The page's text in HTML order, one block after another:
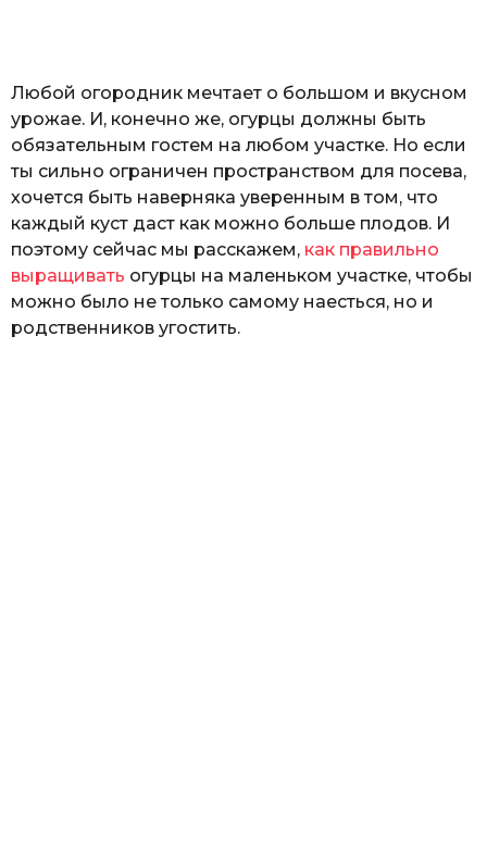
Любой огородник мечтает о большом и вкусном
урожае. И, конечно же, огурцы должны быть
обязательным гостем на любом участке. Но если
ты сильно ограничен пространством для посева,
хочется быть наверняка уверенным в том, что
каждый куст даст как можно больше плодов. И
поэтому сейчас мы расскажем, как правильно
выращивать огурцы на маленьком участке, чтобы
можно было не только самому наесться, но и
родственников угостить.